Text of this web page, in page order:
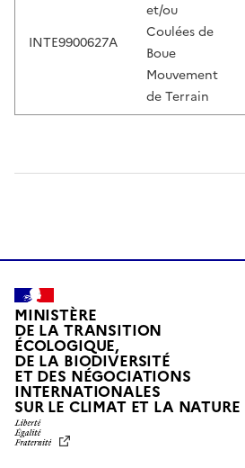
INTE9900627A
et/ou
Coulées de
Boue
Mouvement
de Terrain
MINISTÈRE
DE LA TRANSITION
ÉCOLOGIQUE,
DE LA BIODIVERSITÉ
ET DES NÉGOCIATIONS
INTERNATIONALES
SUR LE CLIMAT ET LA NATUREL